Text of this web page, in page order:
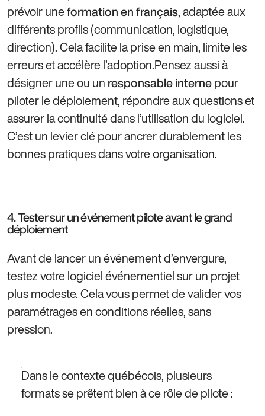
prévoir uneformation en français, adaptée aux
différents profils (communication, logistique,
direction). Cela facilite la prise en main, limite les
erreurs et accélère l’adoption.Pensez aussi à
désigner une ou un responsable interne pour
piloter le déploiement, répondre aux questions et
assurer la continuité dans l’utilisation du logiciel.
C’est un levier clé pour ancrer durablement les
bonnes pratiques dans votre organisation.
4. Tester sur un événement pilote avant le grand
déploiement
Avant de lancer un événement d’envergure,
testez votre logiciel événementiel sur un projet
plus modeste. Cela vous permet de valider vos
paramétrages en conditions réelles, sans
pression.
Dans le contexte québécois, plusieurs
formats se prêtent bien à ce rôle de pilote :